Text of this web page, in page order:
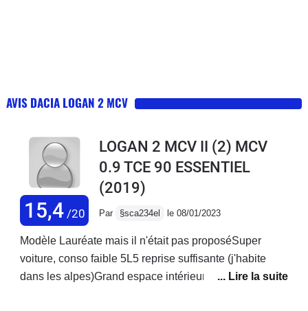
AVIS DACIA LOGAN 2 MCV
15,4/20
LOGAN 2 MCV II (2) MCV
0.9 TCE 90 ESSENTIEL
(2019)
Par §sca234el le 08/01/2023
Modèle Lauréate mais il n'était pas proposéSuper
voiture, conso faible 5L5 reprise suffisante (j'habite
dans les alpes)Grand espace intérieur, même avec 3